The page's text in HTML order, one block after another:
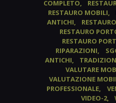
COMPLETO
RESTAURO MOBILI
ANTICHI
RESTAURO
RESTAURO
RIPARAZIONI
ANTICHI
VALUTARE
VALUTAZIONE
PROFESSIONALE
VIDEO-2